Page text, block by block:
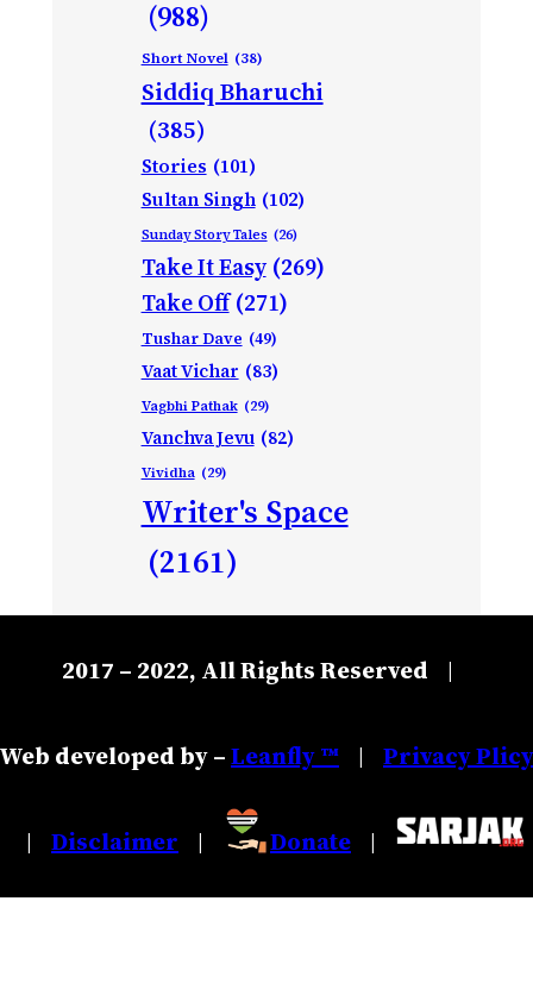
(988)
Short Novel (38)
Siddiq Bharuchi
(385)
Stories (101)
Sultan Singh (102)
Sunday Story Tales (26)
Take It Easy (269)
Take Off (271)
Tushar Dave (49)
Vaat Vichar (83)
Vagbhi Pathak (29)
Vanchva Jevu (82)
Vividha (29)
Writer's Space
(2161)
2017 – 2022, All Rights Reserved |
Web developed by –Leanfly ™ | Privacy Plicy
| Disclaimer | Donate |